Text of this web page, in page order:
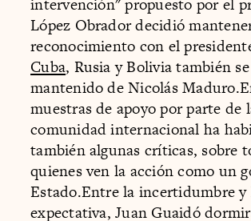
intervención" propuesto por el
López Obrador decidió
reconocimiento con el
Cuba, Rusia y Bolivia también
mantenido de Nicolás
muestras de apoyo por parte de
comunidad internacional ha
también algunas críticas, sobre
quienes ven la acción como un
Estado.Entre la incertidumbre y
expectativa, Juan Guaidó